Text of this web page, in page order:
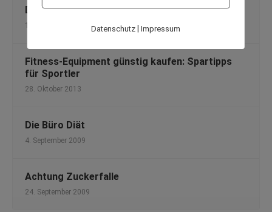
Der große Centurion Bike-Test
12. Juli 2010
Fitness-Equipment günstig kaufen: Spartipps
für Sportler
28. Oktober 2013
Die Büro Diät
4. September 2009
Achtung Zuckerfalle
24. September 2009
Datenschutz |Impressum